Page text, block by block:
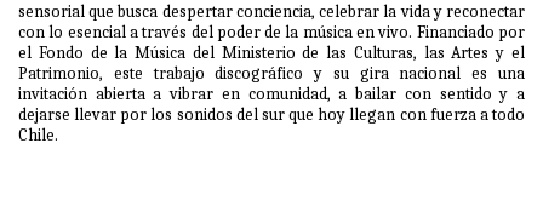
sensorial que busca despertar conciencia, celebrar la vida y reconectar
con lo esencial a través del poder de la música en vivo. Financiado por
el Fondo de la Música del Ministerio de las Culturas, las Artes y el
Patrimonio, este trabajo discográfico y su gira nacional es una
invitación abierta a vibrar en comunidad, a bailar con sentido y a
dejarse llevar por los sonidos del sur que hoy llegan con fuerza a todo
Chile.